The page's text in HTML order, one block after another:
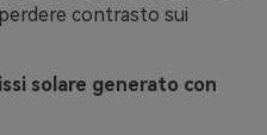
contrasto sui
solare generato con